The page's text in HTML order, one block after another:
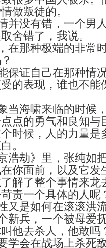
做叛徒的。
并没有错，一个男
舍错了，我说。
在那种极端的非常
保证自己在那种情
的表现，谁也不能
当海啸来临的时候
点的勇气和良知与
时候，人的力量是
。
浩劫》里，张纯如
你面前，以及它发
解了整个事情来龙
责一个具体的人呢
又是如何在滚滚洪
新兵，一个被母爱
他去杀人，他敢吗
学会在战场上杀死